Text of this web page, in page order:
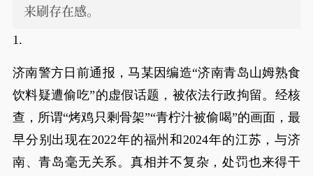
来刷存在感。
1.
济南警方日前通报，马某因编造“济南青岛山姆熟食
饮料疑遭偷吃”的虚假话题，被依法行政拘留。经核
查，所谓“烤鸡只剩骨架”“青柠汁被偷喝”的画面，最
早分别出现在2022年的福州和2024年的江苏，与济
南、青岛毫无关系。真相并不复杂，处罚也来得干